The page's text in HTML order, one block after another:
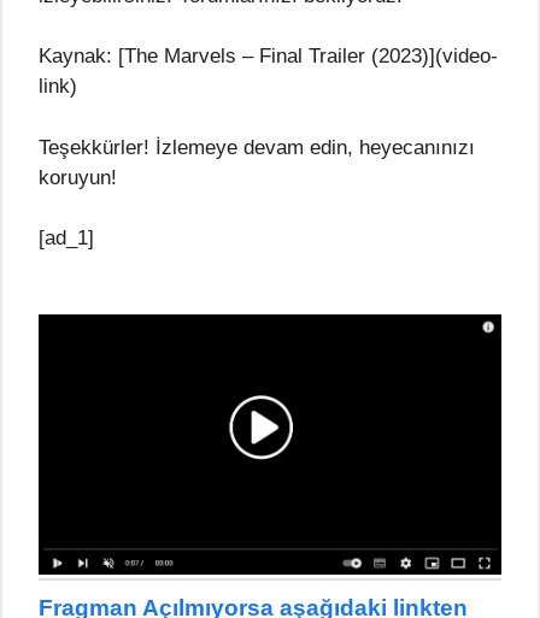
Kaynak: [The Marvels – Final Trailer (2023)](video-
link)
Teşekkürler! İzlemeye devam edin, heyecanınızı
koruyun!
[ad_1]
Fragman Açılmıyorsa aşağıdaki linkten